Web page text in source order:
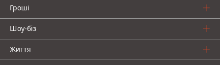
Гроші
Шоу-біз
Життя